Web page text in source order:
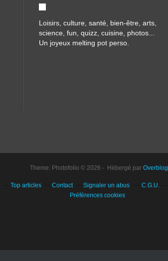
Loisirs, culture, santé, bien-être, arts,
science, fun, quizz, cuisine, photos...
Un joyeux melting pot perso.
Theme: Photofolio © 2026 - Hébergé par Overblog
Top articles Contact Signaler un abus C.G.U.
Préférences cookies